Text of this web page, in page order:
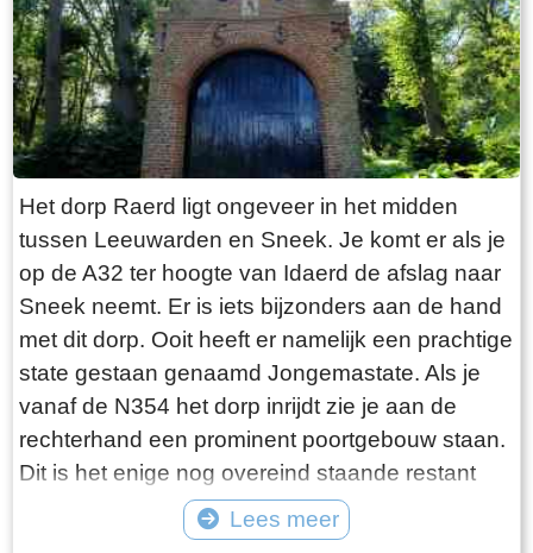
Tegenover de twee visrestaurants ligt in het
kleinste haventje van Europa eenzaam en
alleen de HL6. Navraag in het restaurant leert
dan dit de vissersboot van de gebroeders De
Vries is. Zij zijn de laatste overgebleven vissers
van Laaksum. Eerder was er sprake van een
bescheiden vloot maar de meeste vissers van
Laaksum zijn er al lang geleden mee gestopt.
De gebroeders De Vries houden het dus nog vol
en vangen regelmatig bot bij Laaksum. Ik hoor
dat de ze inmiddels aardig op leeftijd zijn, in
ieder geval over de zestig. Ik hoop dat ze het
nog even kunnen volhouden tot aan hun
pensioenleeftijd. Want zodra zij ermee stoppen
vangt iedereen bot bij Laaksum.
Het dorp Raerd ligt ongeveer in het midden
tussen Leeuwarden en Sneek. Je komt er als je
op de A32 ter hoogte van Idaerd de afslag naar
Sneek neemt. Er is iets bijzonders aan de hand
met dit dorp. Ooit heeft er namelijk een prachtige
state gestaan genaamd Jongemastate. Als je
vanaf de N354 het dorp inrijdt zie je aan de
rechterhand een prominent poortgebouw staan.
Dit is het enige nog overeind staande restant
van Jongemastate. Het poortgebouw geeft
toegang tot het park Jongemastate. In het
Lees meer